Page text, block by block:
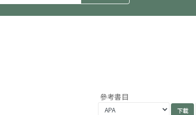
參考書目